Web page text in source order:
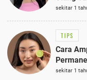
Anggun
sekitar 1
TIPS
Cara
sekitar 1